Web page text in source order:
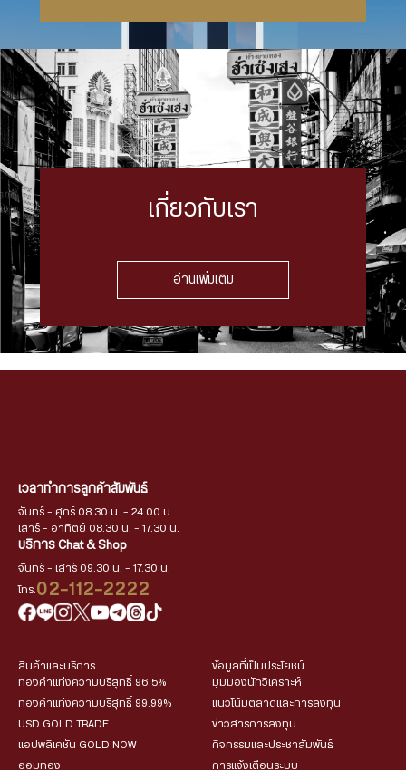
เกี่ยวกับเรา
อ่านเพิ่มเติม
เวลาทำการลูกค้าสัมพันธ์
จันทร์ - ศุกร์ 08.30 น. - 24.00 น.
เสาร์ - อาทิตย์ 08.30 น. - 17.30 น.
บริการ Chat & Shop
จันทร์ - เสาร์ 09.30 น. - 17.30 น.
โทร. 02-112-2222
สินค้าและบริการ
ทองคำแท่งความบริสุทธิ์ 96.5%
ทองคำแท่งความบริสุทธิ์ 99.99%
USD GOLD TRADE
แอปพลิเคชัน GOLD NOW
ออมทอง
ข้อมูลที่เป็นประโยชน์
มุมมองนักวิเคราะห์
แนวโน้มตลาดและการลงทุน
ข่าวสารการลงทุน
กิจกรรมและประชาสัมพันธ์
การแจ้งเตือนระบบ